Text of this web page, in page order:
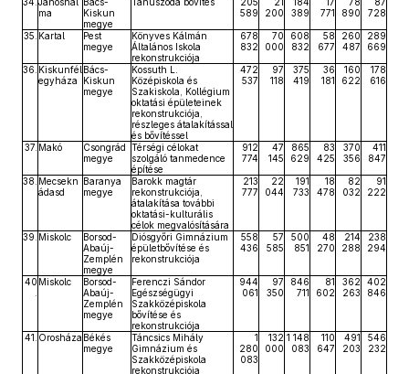
ma
Kiskun
megye
589
200
389
771
890
728
35. Kartal
Pest
megye
Könyves Kálmán
Általános Iskola
rekonstrukciója
678
832
70
000
608
832
58
677
260
487
289
669
36. Kiskunfél
egyháza
Bács-
Kiskun
megye
Kossuth L.
Középiskola és
Szakiskola, Kollégium
oktatási épületeinek
rekonstrukciója,
részleges átalakítással
és bővítéssel
472
537
97
118
375
419
36
181
160
622
178
616
37. Makó
Csongrád
megye
Térségi célokat
szolgáló tanmedence
építése
912
774
47
145
865
629
83
425
370
356
411
847
38. Mecsekn
ádasd
Baranya
megye
Barokk magtár
rekonstrukciója,
átalakítása további
oktatási-kulturális
célok megvalósítására
213
777
22
044
191
733
18
478
82
032
91
222
39. Miskolc
Borsod-
Abaúj-
Zemplén
megye
Diósgyőri Gimnázium
épületbővítése és
rekonstrukciója
558
436
57
585
500
851
48
270
214
288
238
294
40 Miskolc
Borsod-
Abaúj-
Zemplén
megye
Ferenczi Sándor
Egészségügyi
Szakközépiskola
bővítése és
rekonstrukciója
944
061
97
350
846
711
81
602
362
263
402
846
41. Orosháza Békés
megye
Táncsics Mihály
Gimnázium és
Szakközépiskola
rekonstrukciója
1
280
083
132
000
1 148
083
110
647
491
203
546
232